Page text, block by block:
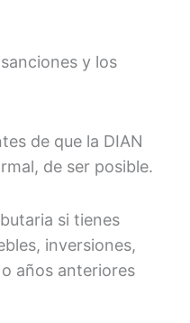
y los
de que la DIAN
de ser posible.
si tienes
inversiones,
años anteriores